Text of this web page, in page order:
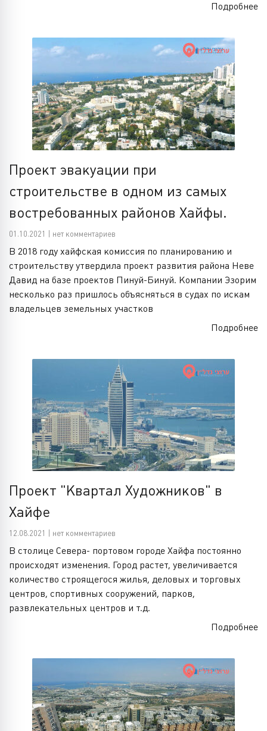
Подробнее
Проект эвакуации при
строительстве в одном из самых
востребованных районов Хайфы.
01.10.2021 | нет комментариев
В 2018 году хайфская комиссия по планированию и
строительству утвердила проект развития района Неве
Давид на базе проектов Пинуй-Бинуй. Компании Эзорим
несколько раз пришлось объясняться в судах по искам
владельцев земельных участков
Подробнее
Проект "Квартал Художников" в
Хайфе
12.08.2021 | нет комментариев
В столице Севера- портовом городе Хайфа постоянно
происходят изменения. Город растет, увеличивается
количество строящегося жилья, деловых и торговых
центров, спортивных сооружений, парков,
развлекательных центров и т.д.
Подробнее